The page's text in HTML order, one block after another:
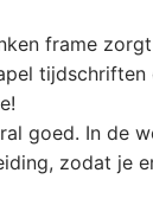
frame
goed. In de
zodat je